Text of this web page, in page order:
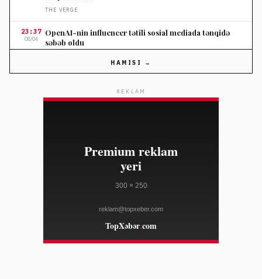
THE VERGE
23:37
08/04
OpenAI-nin influencer tətili sosial mediada tənqidə
səbəb oldu
ELLE
Marko Rubio Hörmüz Boğazında Gömrük Sazişi üzrə
irəliləyişdən xəbər verib
mürəkkəb edə bilər
WWD
HAMISI →
REKLAM